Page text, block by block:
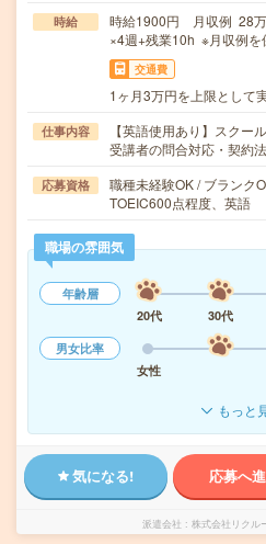
時給
時給1900円 月収例 28万
×4週+残業10h ※月収例を
交通費
1ヶ月3万円を上限として
仕事内容
【英語使用あり】スクー
受講者の問合対応・契約
応募資格
職種未経験OK / ブランク
TOEIC600点程度、英語
職場の雰囲気
年齢層
20代
30代
男女比率
女性
もっと
気になる! 応募へ
派遣会社 株式会社リクル